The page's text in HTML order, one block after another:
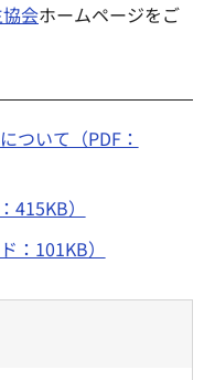
会ホームページをご
ついて（PDF：
415KB）
：101KB）